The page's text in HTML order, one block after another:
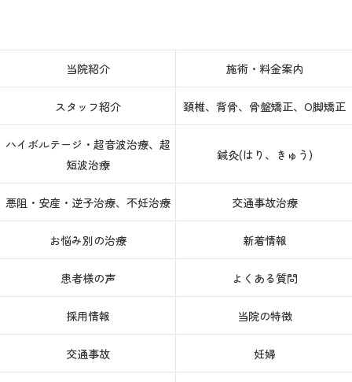
当院紹介 施術・料金案内
スタッフ紹介 頚椎、背骨、骨盤矯正、O脚矯正
ハイボルテージ・超音波治療、超
短波治療
鍼灸(はり、きゅう)
悪阻・安産・逆子治療、不妊治療 交通事故治療
お悩み別の治療 新着情報
患者様の声 よくある質問
採用情報 当院の特徴
交通事故 妊婦